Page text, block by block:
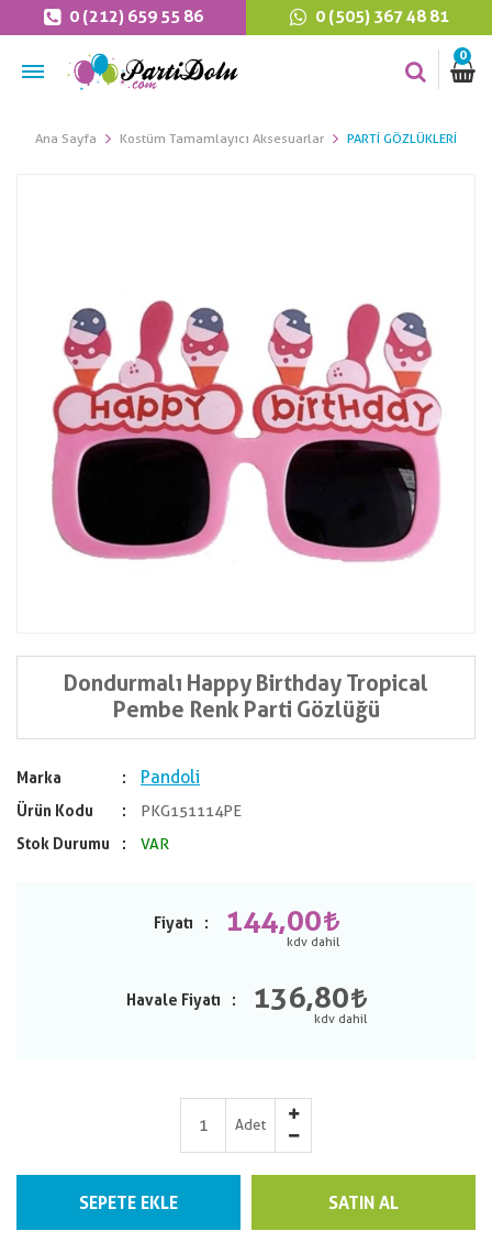
0 (212) 659 55 86 0 (505) 367 48 81
0
Ana Sayfa Kostüm Tamamlayıcı Aksesuarlar PARTI GÖZLÜKLERI
Dondurmalı Happy Birthday Tropical
Pembe Renk Parti Gözlüğü
Marka Pandoli
Ürün Kodu
PKG151114PE
Stok Durumu
VAR
Fiyatı 144,00
Havale Fiyatı 136,80
Adet
SEPETE EKLE SATIN AL